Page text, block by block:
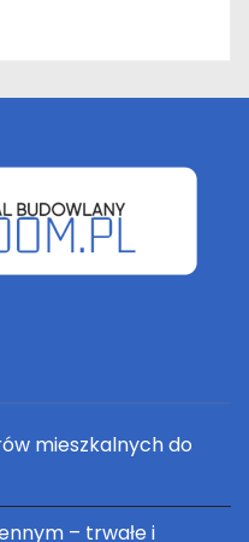
mieszkalnych do
– trwałe i